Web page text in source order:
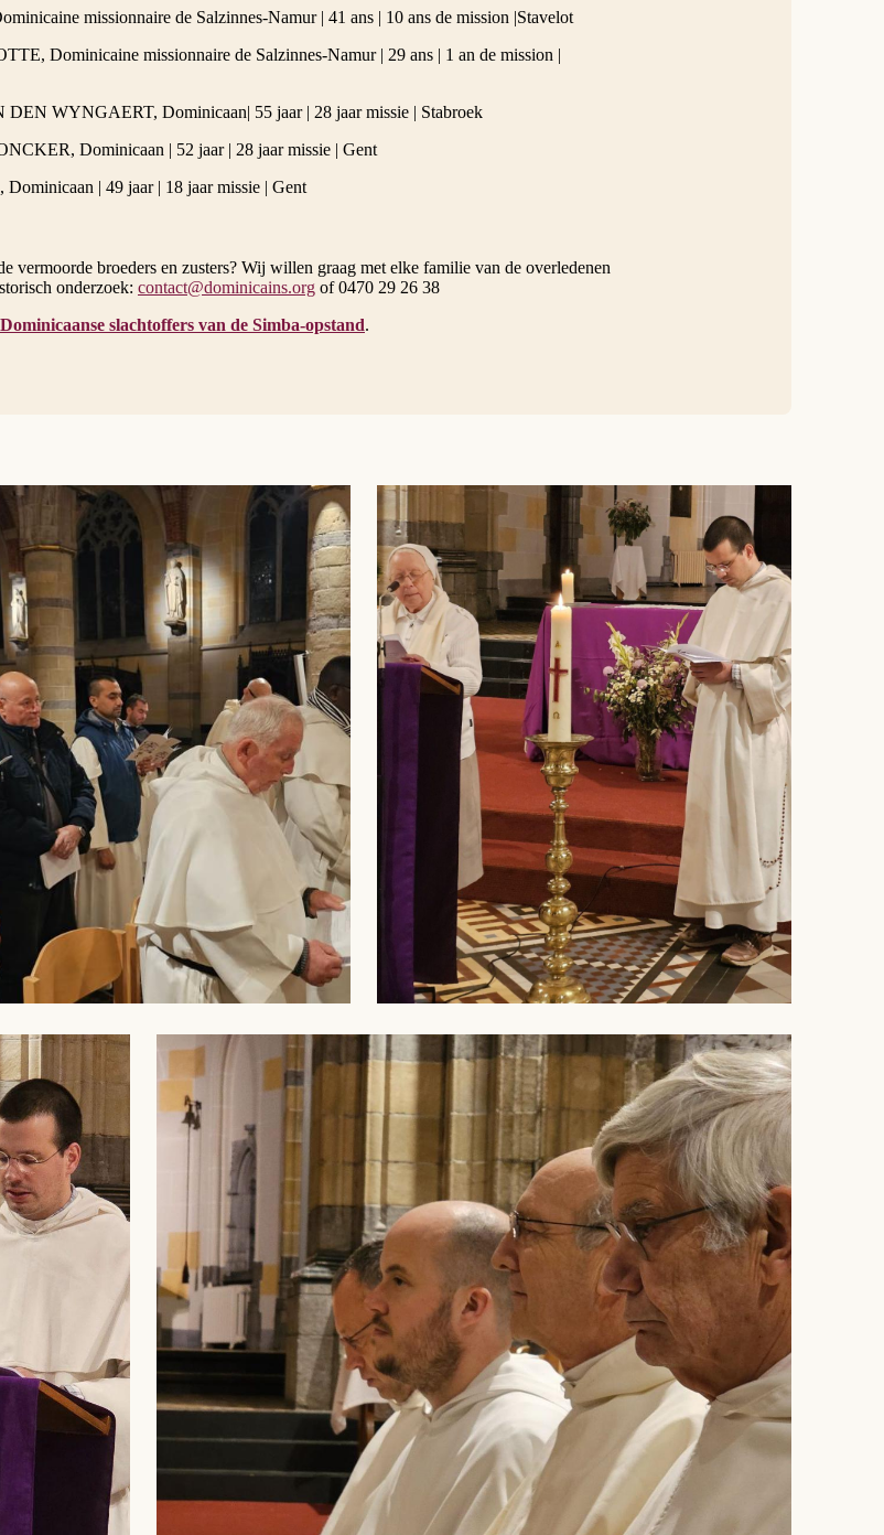
missionnaire de Salzinnes-Namur | 41 ans | 10 ans de mission |Stavelot
Dominicaine missionnaire de Salzinnes-Namur | 29 ans | 1 an de mission |
DEN WYNGAERT, Dominicaan| 55 jaar | 28 jaar missie | Stabroek
Dominicaan | 52 jaar | 28 jaar missie | Gent
| 49 jaar | 18 jaar missie | Gent
vermoorde broeders en zusters? Wij willen graag met elke familie van de overledenen
onderzoek: contact@dominicains.org of 0470 29 26 38
slachtoffers van de Simba-opstand.